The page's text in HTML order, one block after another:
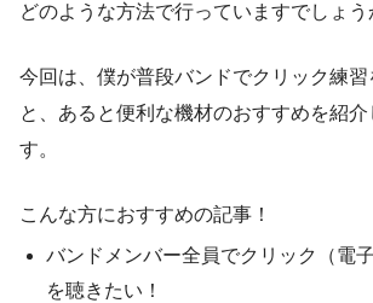
どのような方法で行っていますでしょう
今回は、僕が普段バンドでクリック練
と、あると便利な機材のおすすめを紹介
す。
こんな方におすすめの記事！
バンドメンバー全員でクリック（電
を聴きたい！